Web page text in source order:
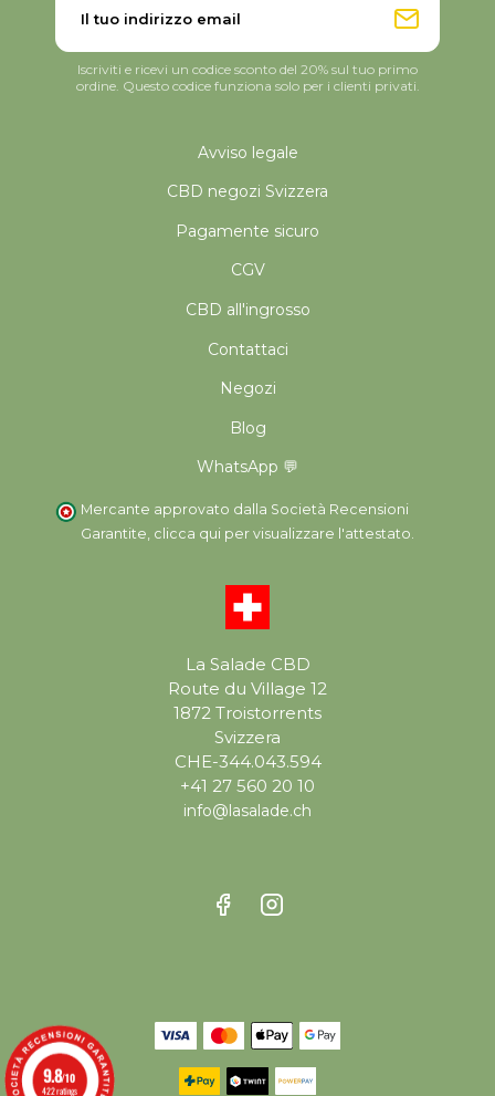
La Salade CBD
Route du Village 12
1872 Troistorrents
Svizzera
CHE-344.043.594
+41 27 560 20 10
info@lasalade.ch
Avviso legale
CBD negozi Svizzera
Pagamente sicuro
CGV
CBD all'ingrosso
Contattaci
Negozi
Blog
WhatsApp 💬
Mercante approvato dalla Società Recensioni
Garantite, clicca qui per visualizzare l'attestato.
Iscriviti e ricevi un codice sconto del 20% sul tuo primo
ordine. Questo codice funziona solo per i clienti privati.
9.8/10
422 ratings